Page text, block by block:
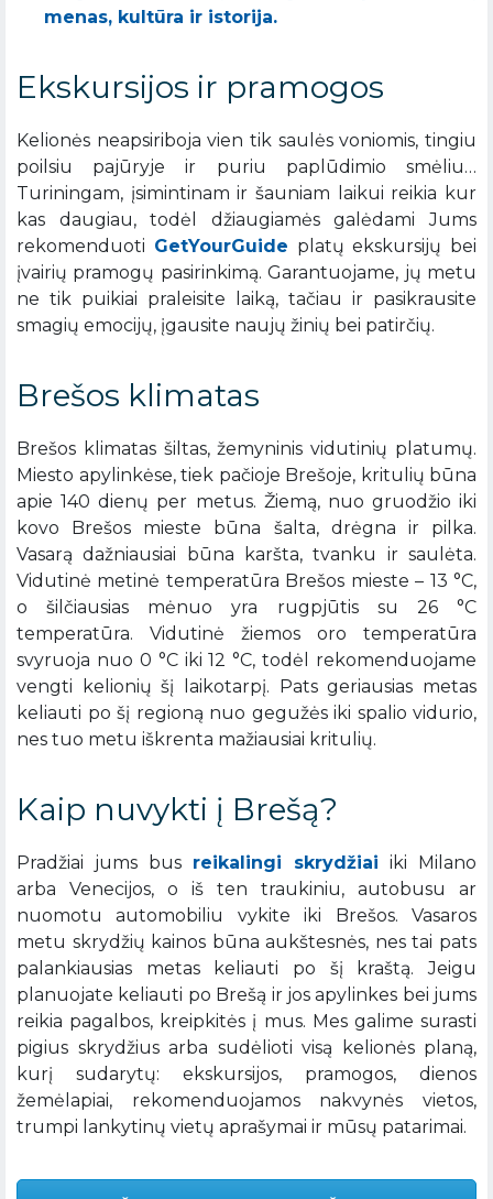
menas, kultūra ir istorija.
Ekskursijos ir pramogos
Kelionės neapsiriboja vien tik saulės voniomis, tingiu
poilsiu pajūryje ir puriu paplūdimio smėliu…
Turiningam, įsimintinam ir šauniam laikui reikia kur
kas daugiau, todėl džiaugiamės galėdami Jums
rekomenduoti GetYourGuide platų ekskursijų bei
įvairių pramogų pasirinkimą. Garantuojame, jų metu
ne tik puikiai praleisite laiką, tačiau ir pasikrausite
smagių emocijų, įgausite naujų žinių bei patirčių.
Brešos klimatas
Brešos klimatas šiltas, žemyninis vidutinių platumų.
Miesto apylinkėse, tiek pačioje Brešoje, kritulių būna
apie 140 dienų per metus. Žiemą, nuo gruodžio iki
kovo Brešos mieste būna šalta, drėgna ir pilka.
Vasarą dažniausiai būna karšta, tvanku ir saulėta.
Vidutinė metinė temperatūra Brešos mieste – 13 °C,
o šilčiausias mėnuo yra rugpjūtis su 26 °C
temperatūra. Vidutinė žiemos oro temperatūra
svyruoja nuo 0 °C iki 12 °C, todėl rekomenduojame
vengti kelionių šį laikotarpį. Pats geriausias metas
keliauti po šį regioną nuo gegužės iki spalio vidurio,
nes tuo metu iškrenta mažiausiai kritulių.
Kaip nuvykti į Brešą?
Pradžiai jums bus reikalingi skrydžiai iki Milano
arba Venecijos, o iš ten traukiniu, autobusu ar
nuomotu automobiliu vykite iki Brešos. Vasaros
metu skrydžių kainos būna aukštesnės, nes tai pats
palankiausias metas keliauti po šį kraštą. Jeigu
planuojate keliauti po Brešą ir jos apylinkes bei jums
reikia pagalbos, kreipkitės į mus. Mes galime surasti
pigius skrydžius arba sudėlioti visą kelionės planą,
kurį sudarytų: ekskursijos, pramogos, dienos
žemėlapiai, rekomenduojamos nakvynės vietos,
trumpi lankytinų vietų aprašymai ir mūsų patarimai.